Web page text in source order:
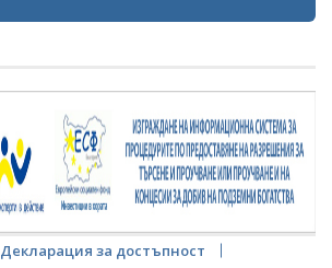
Декларация за достъпност